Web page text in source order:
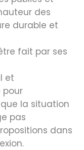
des
durable et
fait par ses
et
pour
la situation
pas
dans